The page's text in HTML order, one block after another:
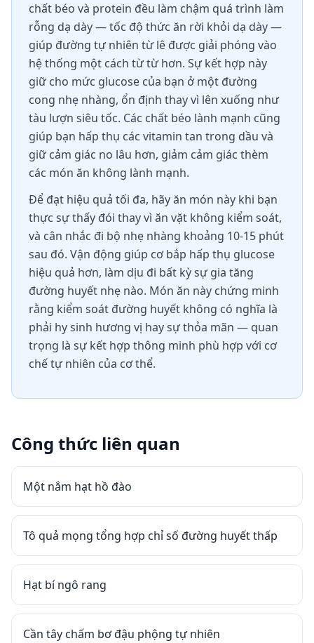
chất béo và protein đều làm chậm quá trình làm
rỗng dạ dày — tốc độ thức ăn rời khỏi dạ dày —
giúp đường tự nhiên từ lê được giải phóng vào
hệ thống một cách từ từ hơn. Sự kết hợp này
giữ cho mức glucose của bạn ở một đường
cong nhẹ nhàng, ổn định thay vì lên xuống như
tàu lượn siêu tốc. Các chất béo lành mạnh cũng
giúp bạn hấp thụ các vitamin tan trong dầu và
giữ cảm giác no lâu hơn, giảm cảm giác thèm
các món ăn không lành mạnh.
Để đạt hiệu quả tối đa, hãy ăn món này khi bạn
thực sự thấy đói thay vì ăn vặt không kiểm soát,
và cân nhắc đi bộ nhẹ nhàng khoảng 10-15 phút
sau đó. Vận động giúp cơ bắp hấp thụ glucose
hiệu quả hơn, làm dịu đi bất kỳ sự gia tăng
đường huyết nhẹ nào. Món ăn này chứng minh
rằng kiểm soát đường huyết không có nghĩa là
phải hy sinh hương vị hay sự thỏa mãn — quan
trọng là sự kết hợp thông minh phù hợp với cơ
chế tự nhiên của cơ thể.
Công thức liên quan
Một nắm hạt hồ đào
Tô quả mọng tổng hợp chỉ số đường huyết thấp
Hạt bí ngô rang
Cần tây chấm bơ đậu phộng tự nhiên